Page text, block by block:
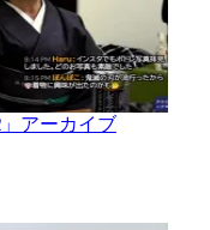
アーカイブ